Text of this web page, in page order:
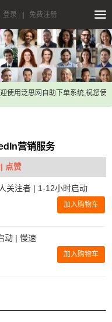
登录 免费注册
使用泛思网自助下单系统,祝您使
营销服务
点赞
关注者 | 1-12小时启动
加入购物车
动 | 慢速
加入购物车